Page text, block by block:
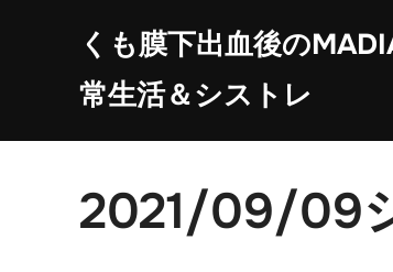
ツ
くも膜下出血後の
常生活＆シストレ
2021/09/09